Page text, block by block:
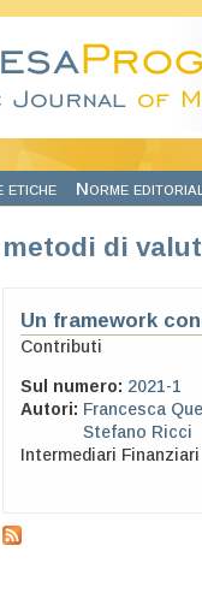
etiche Norme
metodi di
Un framework
Contributi
Sul numero: 2021-1
Autori: Francesca
Stefano Ricci
Intermediari Finanziari